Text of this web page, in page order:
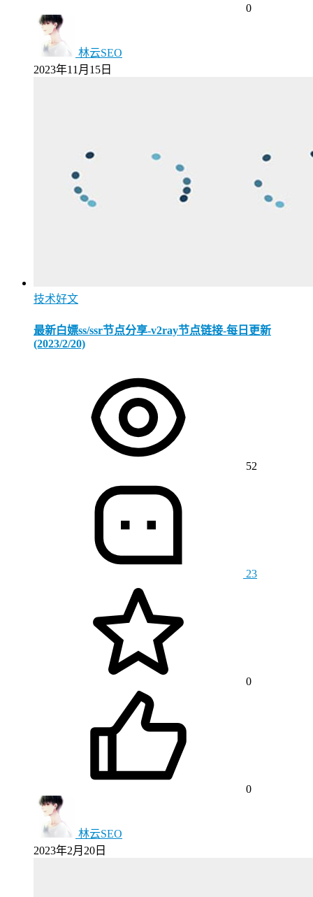
0
林云SEO
2023年11月15日
技术好文
最新白嫖ss/ssr节点分享-v2ray节点链接-每日更新
(2023/2/20)
52
23
0
0
林云SEO
2023年2月20日